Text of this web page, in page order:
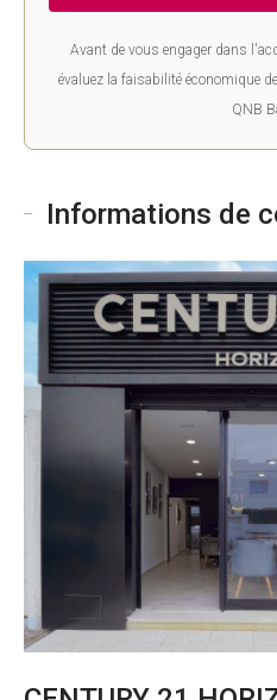
Avant de vous engager dans
évaluez la faisabilité économique
QNB
Informations de